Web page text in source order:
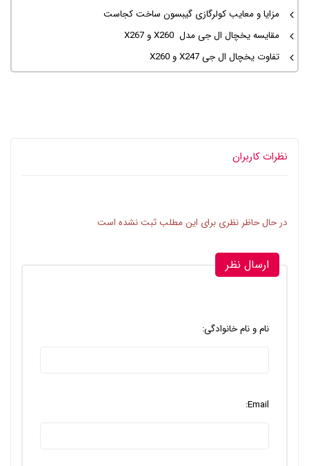
مزایا و معایب کولرگازی گیبسون ساخت کجاست
مقایسه یخچال ال جی مدل X260 و X267
تفاوت یخچال ال جی X247 و X260
نظرات کاربران
در حال حاظر نظری برای این مطلب ثبت نشده است
ارسال نظر
نام و نام خانوادگی:
Email: